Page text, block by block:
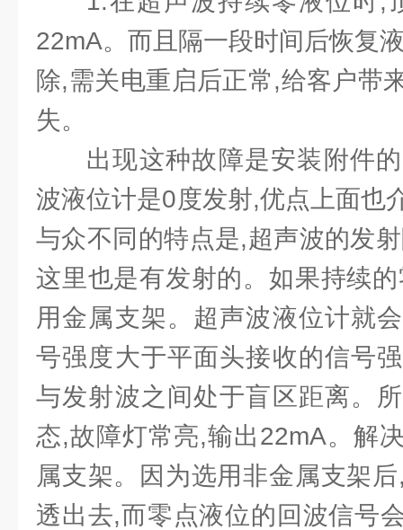
22mA。而且隔一段时间后恢复
除,需关电重启后正常,给客户带
失。
出现这种故障是安装附件
波液位计是0度发射,优点上面也
与众不同的特点是,超声波的发
这里也是有发射的。如果持续
用金属支架。超声波液位计就
号强度大于平面头接收的信号
与发射波之间处于盲区距离。
态,故障灯常亮,输出22mA。解
属支架。因为选用非金属支架
透出去,而零点液位的回波信号